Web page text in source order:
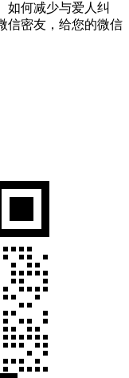
如何减少与爱人纠
信密友，给您的微信